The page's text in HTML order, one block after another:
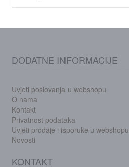
DODATNE INFORMACIJE
Uvjeti poslovanja u webshopu
O nama
Kontakt
Privatnost podataka
Uvjeti prodaje i isporuke u webshopu
Novosti
KONTAKT